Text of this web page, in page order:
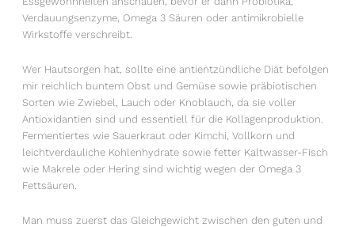
Verdauungsenzyme, Omega 3 Säuren oder antimikrobielle
Wirkstoffe verschreibt.
Wer Hautsorgen hat, sollte eine antientzündliche Diät befolgen
mir reichlich buntem Obst und Gemüse sowie präbiotischen
Sorten wie Zwiebel, Lauch oder Knoblauch, da sie voller
Antioxidantien sind und essentiell für die Kollagenproduktion.
Fermentiertes wie Sauerkraut oder Kimchi, Vollkorn und
leichtverdauliche Kohlenhydrate sowie fetter Kaltwasser-Fisch
wie Makrele oder Hering sind wichtig wegen der Omega 3
Fettsäuren.
Man muss zuerst das Gleichgewicht zwischen den guten und